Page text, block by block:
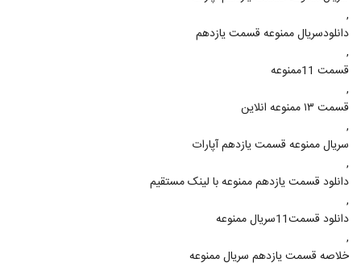
,
دانلودسریال ممنوعه قسمت یازدهم
,
قسمت 11ممنوعه
,
قسمت ۱۳ ممنوعه انلاین
,
سریال ممنوعه قسمت یازدهم آپارات
,
دانلود قسمت یازدهم ممنوعه با لینک مستقیم
,
دانلود قسمت11سریال ممنوعه
,
خلاصه قسمت یازدهم سریال ممنوعه